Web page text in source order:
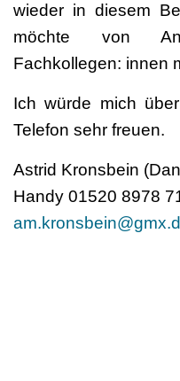
wieder in diesem
möchte von
Fachkollegen: innen
Ich würde mich
Telefon sehr freuen.
Astrid Kronsbein
Handy 01520 8978